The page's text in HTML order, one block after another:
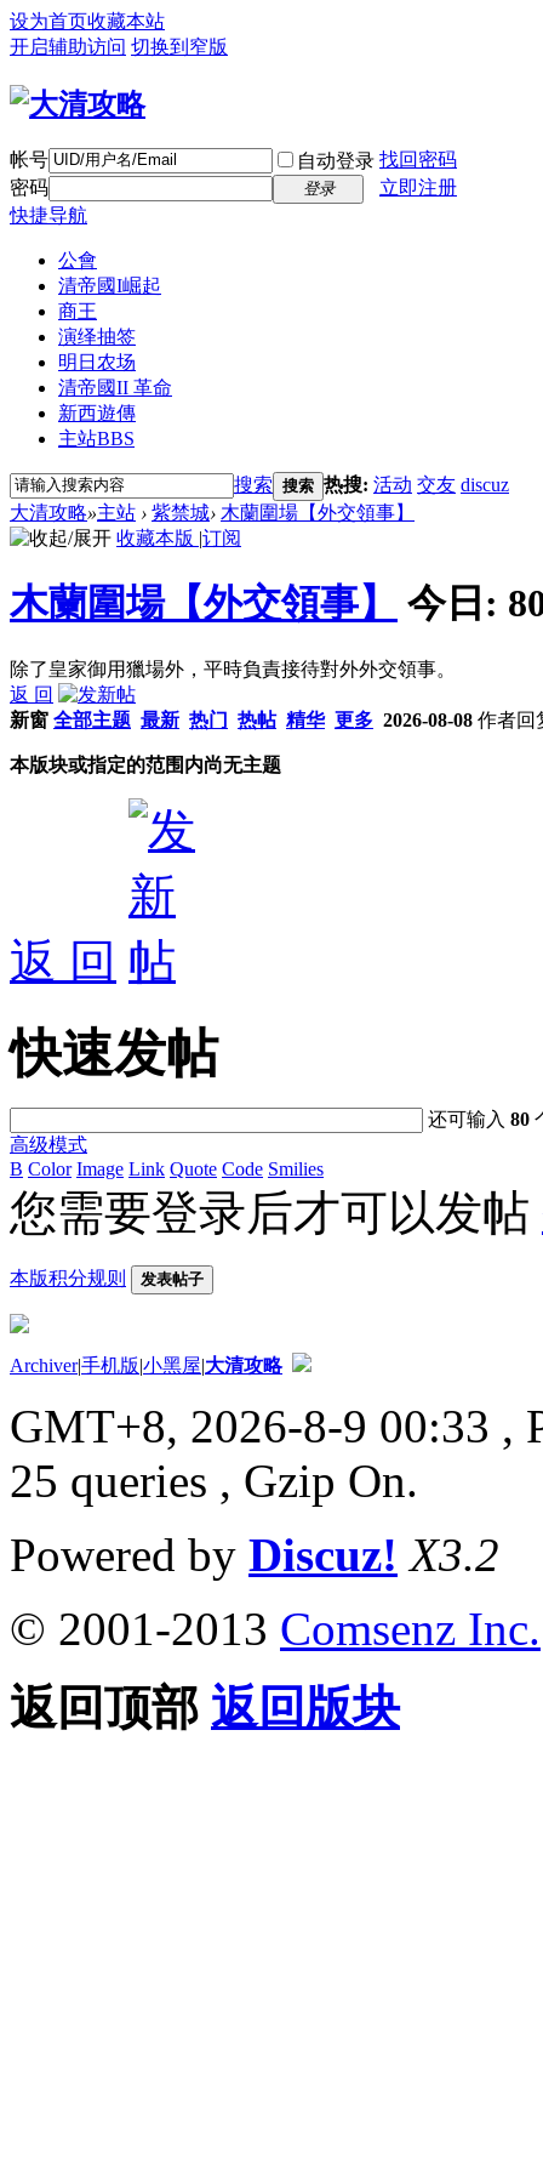
设为首页收藏本站
开启辅助访问 切换到窄版
帐号 自动登录 找回密码
密码
登录
立即注册
快捷导航
公會
清帝國I崛起
商王
演绎抽签
明日农场
清帝國II 革命
新西遊傳
主站BBS
搜索 搜索 热搜: 活动 交友 discuz
大清攻略»主站 › 紫禁城› 木蘭圍場【外交領事】
收藏本版 |订阅
木蘭圍場【外交領事】 今日:
除了皇家御用獵場外，平時負責接待對外外交領事。
返 回
新窗 全部主题 最新 热门 热帖 精华 更多 2026-08-08 作者回
本版块或指定的范围内尚无主题
返 回
快速发帖
还可输入80
高级模式
B Color Image Link Quote Code Smilies
您需要登录后才可以发帖
本版积分规则 发表帖子
Archiver|手机版|小黑屋|大清攻略
GMT+8, 2026-8-9 00:33 ,
25 queries , Gzip On.
Powered by Discuz! X3.2
© 2001-2013 Comsenz Inc.
返回顶部 返回版块